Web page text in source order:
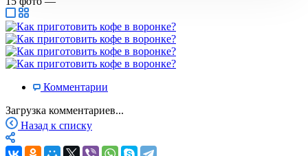
Комментарии
Загрузка комментариев...
Назад к списку